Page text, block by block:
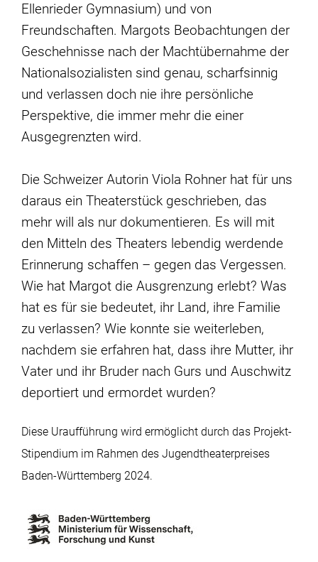
Ellenrieder Gymnasium) und von
Freundschaften. Margots Beobachtungen der
Geschehnisse nach der Machtübernahme der
Nationalsozialisten sind genau, scharfsinnig
und verlassen doch nie ihre persönliche
Perspektive, die immer mehr die einer
Ausgegrenzten wird.
Die Schweizer Autorin Viola Rohner hat für uns
daraus ein Theaterstück geschrieben, das
mehr will als nur dokumentieren. Es will mit
den Mitteln des Theaters lebendig werdende
Erinnerung schaffen – gegen das Vergessen.
Wie hat Margot die Ausgrenzung erlebt? Was
hat es für sie bedeutet, ihr Land, ihre Familie
zu verlassen? Wie konnte sie weiterleben,
nachdem sie erfahren hat, dass ihre Mutter, ihr
Vater und ihr Bruder nach Gurs und Auschwitz
deportiert und ermordet wurden?
Diese Uraufführung wird ermöglicht durch das Projekt-
Stipendium im Rahmen des Jugendtheaterpreises
Baden-Württemberg 2024.